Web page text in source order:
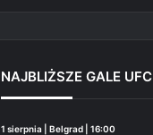
NAJBLIŻSZE GALE UFC
1 sierpnia | Belgrad | 16:00